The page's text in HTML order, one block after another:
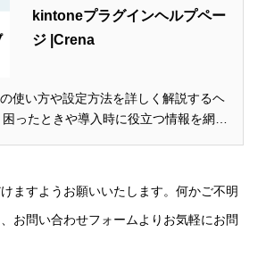
kintoneプラグインヘルプペー
ジ |Crena
使い方や設定方法を詳しく解説するヘ
ったときや導入時に役立つ情報を網羅
ますようお願いいたします。何かご不明
お問い合わせフォームよりお気軽にお問